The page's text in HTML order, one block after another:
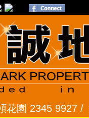
/ 樂富 2321